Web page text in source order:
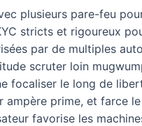
plusieurs pare-feu
stricts et rigoureux
par de multiples
scruter loin
focaliser le long de
prime, et farce
favorise les